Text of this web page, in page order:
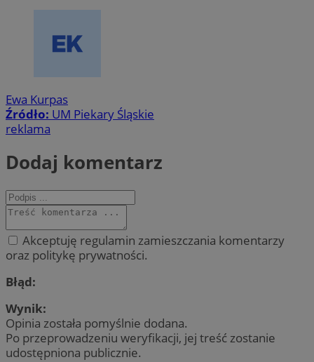
Ewa Kurpas
Źródło: UM Piekary Śląskie
reklama
Dodaj komentarz
Akceptuję regulamin zamieszczania komentarzy
oraz politykę prywatności.
Błąd:
Wynik:
Opinia została pomyślnie dodana.
Po przeprowadzeniu weryfikacji, jej treść zostanie
udostępniona publicznie.